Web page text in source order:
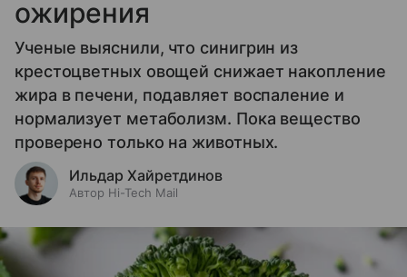
ожирения
Ученые выяснили, что синигрин из
крестоцветных овощей снижает накопление
жира в печени, подавляет воспаление и
нормализует метаболизм. Пока вещество
проверено только на животных.
Ильдар Хайретдинов
Автор Hi-Tech Mail